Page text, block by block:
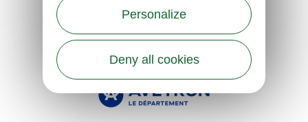
Personalize
Deny all cookies